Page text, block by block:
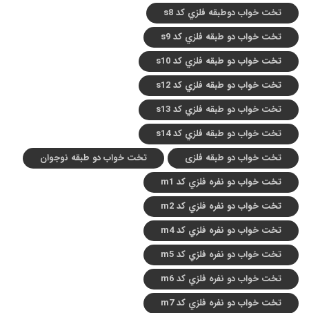
تخت خواب دوطبقه فلزي کد s8
تخت خواب دو طبقه فلزي کد s9
تخت خواب دو طبقه فلزي کد s10
تخت خواب دو طبقه فلزي کد s12
تخت خواب دو طبقه فلزي کد s13
تخت خواب دو طبقه فلزي کد s14
تخت خواب دو طبقه فلزی
تخت خواب دو طبقه نوجوان
تخت خواب دو نفره فلزي کد m1
تخت خواب دو نفره فلزي کد m2
تخت خواب دو نفره فلزي کد m4
تخت خواب دو نفره فلزي کد m5
تخت خواب دو نفره فلزي کد m6
تخت خواب دو نفره فلزي کد m7